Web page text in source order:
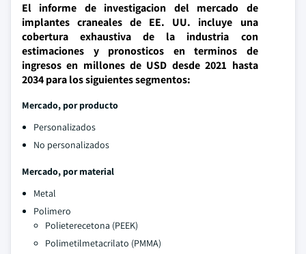
El informe de investigacion del mercado de
implantes craneales de EE. UU. incluye una
cobertura exhaustiva de la industria con
estimaciones y pronosticos en terminos de
ingresos en millones de USD desde 2021 hasta
2034 para los siguientes segmentos:
Mercado, por producto
Personalizados
No personalizados
Mercado, por material
Metal
Polimero
Polieterecetona (PEEK)
Polimetilmetacrilato (PMMA)